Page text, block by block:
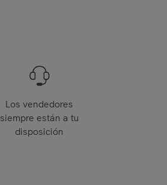
Los vendedores
siempre están a tu
disposición